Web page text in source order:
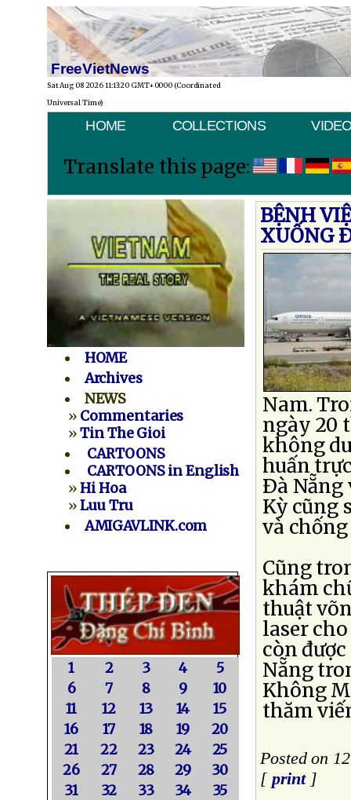
FreeVietNews
Sat Aug 08 2026 11:13:20 GMT+0000 (Coordinated
Universal Time)
HOME COLLECTIONS
Translate this page:
HOME
Archives
NEWS
» Commentaries
»Tin The Gioi
CARTOONS
CARTOONS in English
»Hi Hoa
»Luu Tru
AMIGAVLINK.com
1 2 3 4
5
6
7 8 9
10
11
12 13 14
15
16
17 18 19
20
21
22 23 24
25
26
27 28 29
30
31
32 33 34
35
BỆNH
XUỐNG
Nam.
ngày 20
không
huấn
Ðà Nẵng
Kỳ cũng
và
Cũng
khám
thuật
laser
còn
Nẵng
Không
thăm
Posted on
[ print]